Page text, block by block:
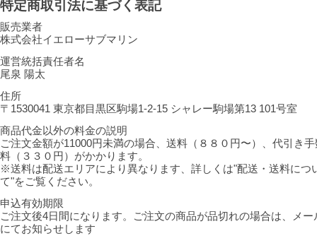
特定商取引法に基づく表記
販売業者
株式会社イエローサブマリン
運営統括責任者名
尾泉 陽太
住所
〒1530041 東京都目黒区駒場1-2-15 シャレー駒場第13 101号室
商品代金以外の料金の説明
ご注文金額が11000円未満の場合、送料（８８０円〜）、代引き手
料（３３０円）がかかります。
※送料は配送エリアにより異なります、詳しくは"配送・送料につ
て"をご覧ください。
申込有効期限
ご注文後4日間になります。ご注文の商品が品切れの場合は、メー
にてお知らせします